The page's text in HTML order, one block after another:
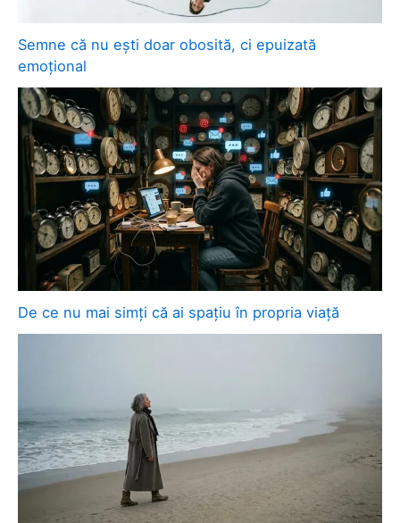
Semne că nu ești doar obosită, ci epuizată
emoțional
De ce nu mai simți că ai spațiu în propria viață